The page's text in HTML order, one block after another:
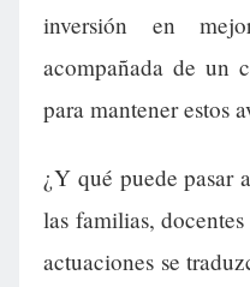
inversión en
acompañada de un
para mantener estos
¿Y qué puede pasar
las familias,
actuaciones se